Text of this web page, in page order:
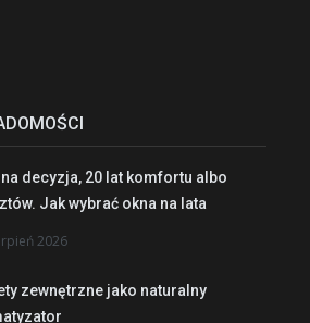
decyzja, 20 lat komfortu albo
Jak wybrać okna na lata
2026
zewnętrzne jako naturalny